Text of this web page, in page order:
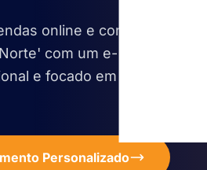
online e conquiste o
com um e-
e focado em
Personalizado